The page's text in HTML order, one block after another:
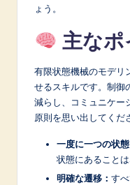
ょう。
主な
有限状態機械のモデリ
せるスキルです。制御
減らし、コミュニケー
原則を思い出してくだ
一度に一つの状態
状態にあること
明確な遷移： す